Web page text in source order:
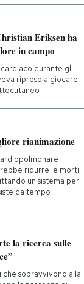
Eriksen ha
in campo
durante gli
ripreso a giocare
rianimazione
ridurre le morti
un sistema per
da tempo
la ricerca sulle
sopravvivono alla